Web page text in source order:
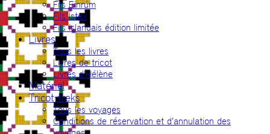
Fils Einrúm
Fils Ístex
Fils islandais édition limitée
Livres
Tous les livres
Livres de tricot
Livres d’Hélène
Matériel
Tricot-treks
Tous les voyages
Conditions de réservation et d’annulation des